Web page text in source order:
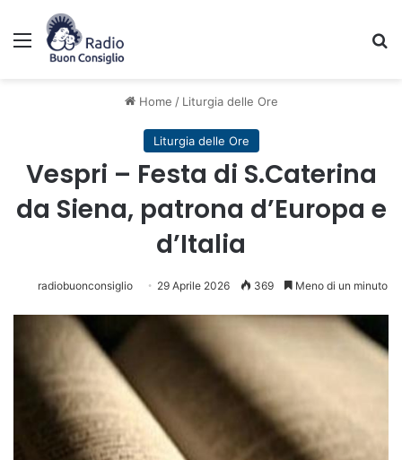
Menu
Home / Liturgia delle Ore
Liturgia delle Ore
Vespri – Festa di S.Caterina
da Siena, patrona d’Europa e
d’Italia
radiobuonconsiglio 29 Aprile 2026 369 Meno di un minuto